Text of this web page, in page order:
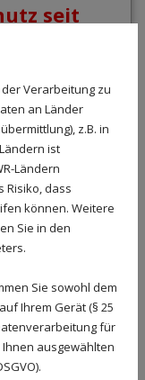
seit
in
und
moderner
vieles
die nicht nur
mit sich bringen,
können. Dazu
nicht nur durch
von bis zu
Einsatz
Geräte und
genutzten
für Ausfälle,
Verarbeitung zu
an Länder
z.B. in
ist
Ländern
Risiko, dass
können. Weitere
Sie in den
Sie sowohl dem
Ihrem Gerät (§ 25
für
ausgewählten